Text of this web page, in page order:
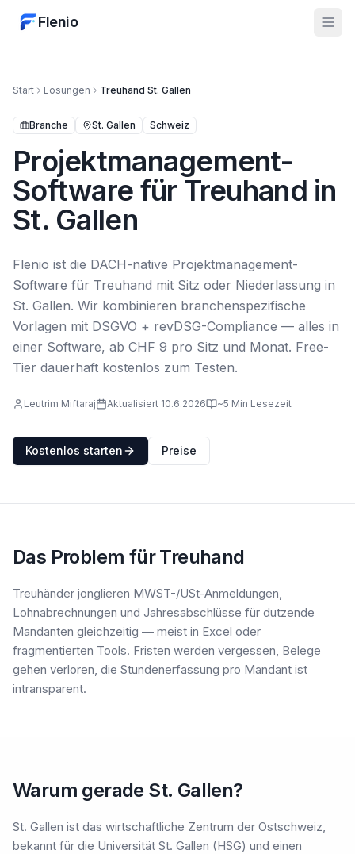
Flenio
Start Lösungen Treuhand St. Gallen
Branche St. Gallen Schweiz
Projektmanagement-
Software für Treuhand in
St. Gallen
Flenio ist die DACH-native Projektmanagement-
Software für Treuhand mit Sitz oder Niederlassung in
St. Gallen. Wir kombinieren branchenspezifische
Vorlagen mit DSGVO + revDSG-Compliance — alles in
einer Software, ab CHF 9 pro Sitz und Monat. Free-
Tier dauerhaft kostenlos zum Testen.
Leutrim Miftaraj Aktualisiert 10.6.2026 ~5 Min Lesezeit
Kostenlos starten Preise
Das Problem für Treuhand
Treuhänder jonglieren MWST-/USt-Anmeldungen,
Lohnabrechnungen und Jahresabschlüsse für dutzende
Mandanten gleichzeitig — meist in Excel oder
fragmentierten Tools. Fristen werden vergessen, Belege
gehen verloren, die Stundenerfassung pro Mandant ist
intransparent.
Warum gerade St. Gallen?
St. Gallen ist das wirtschaftliche Zentrum der Ostschweiz,
bekannt für die Universität St. Gallen (HSG) und einen